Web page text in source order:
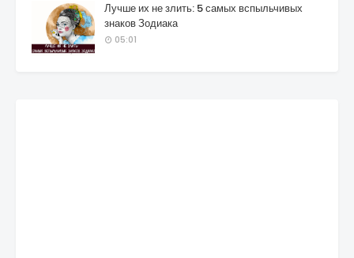
Лучше их не злить: 5 самых вспыльчивых
знаков Зодиака
05:01